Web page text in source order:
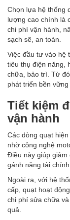
Chọn lựa hệ thống
lượng cao chính là
chi phí vận hành,
sạch sẽ, an toàn.
Việc đầu tư vào hệ
tiêu thụ điện năng,
chữa, bảo trì. Từ
phát triển bền
Tiết kiệm
vận hành
Các dòng quạt
nhờ công nghệ
Điều này giúp giảm
gánh nặng tài
Ngoài ra, với hệ
cấp, quạt hoạt
chi phí sửa chữa
quả.